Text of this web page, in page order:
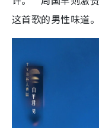
这首歌的男性味道